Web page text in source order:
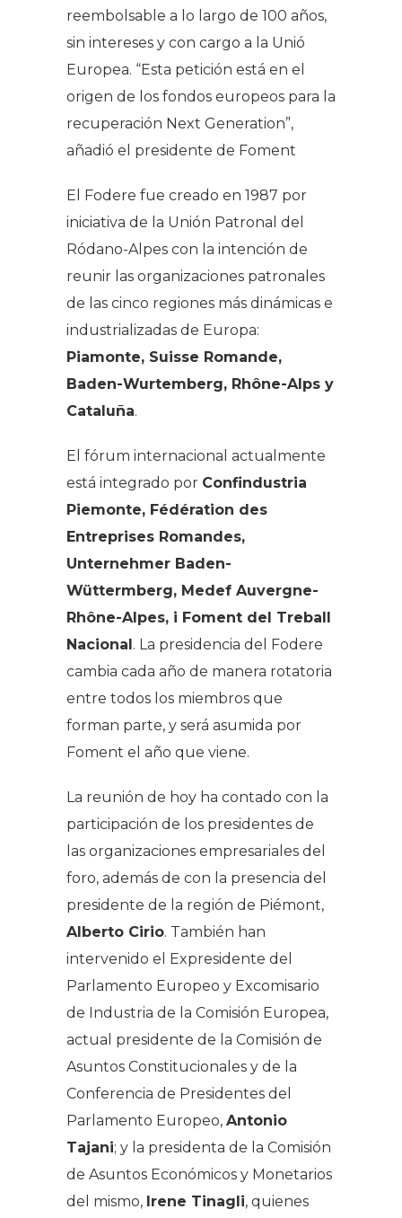
reembolsable a lo largo de 100 años,
sin intereses y con cargo a la Unió
Europea. “Esta petición está en el
origen de los fondos europeos para la
recuperación Next Generation”,
añadió el presidente de Foment
El Fodere fue creado en 1987 por
iniciativa de la Unión Patronal del
Ródano-Alpes con la intención de
reunir las organizaciones patronales
de las cinco regiones más dinámicas e
industrializadas de Europa:
Piamonte, Suisse Romande,
Baden-Wurtemberg, Rhône-Alps y
Cataluña.
El fórum internacional actualmente
está integrado por Confindustria
Piemonte, Fédération des
Entreprises Romandes,
Unternehmer Baden-
Wüttermberg, Medef Auvergne-
Rhône-Alpes, i Foment del Treball
Nacional. La presidencia del Fodere
cambia cada año de manera rotatoria
entre todos los miembros que
forman parte, y será asumida por
Foment el año que viene.
La reunión de hoy ha contado con la
participación de los presidentes de
las organizaciones empresariales del
foro, además de con la presencia del
presidente de la región de Piémont,
Alberto Cirio. También han
intervenido el Expresidente del
Parlamento Europeo y Excomisario
de Industria de la Comisión Europea,
actual presidente de la Comisión de
Asuntos Constitucionales y de la
Conferencia de Presidentes del
Parlamento Europeo, Antonio
Tajani; y la presidenta de la Comisión
de Asuntos Económicos y Monetarios
del mismo, Irene Tinagli, quienes